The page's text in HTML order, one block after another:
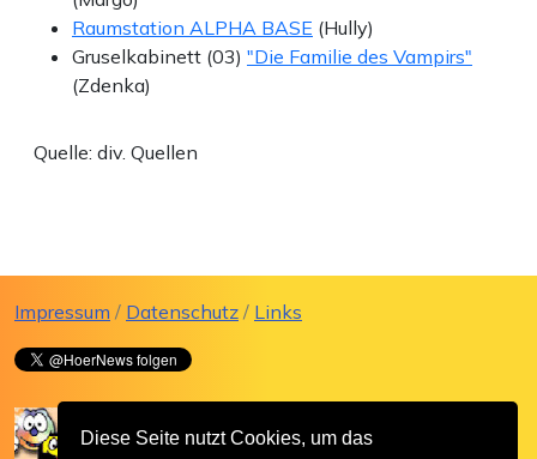
Diese Seite nutzt Cookies, um das
Raumstation ALPHA BASE (Hully)
Gruselkabinett (03) "Die Familie des Vampirs"
(Zdenka)
Quelle: div. Quellen
Impressum / Datenschutz / Links